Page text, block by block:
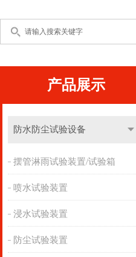
产品展示
防水防尘试验设备
摆管淋雨试验装置/试验箱
喷水试验装置
浸水试验装置
防尘试验装置